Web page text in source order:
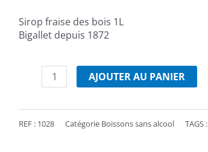
Sirop fraise des bois 1L
Bigallet depuis 1872
Sirop
des
AJOUTER AU PANIER
REF : 1028 Catégorie Boissons sans alcool TAGS :